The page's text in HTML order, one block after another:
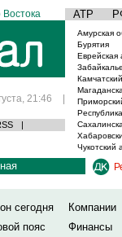
Востока АТР
21:46 |
|
Амурская
Бурятия
Еврейская
Чукотский
сегодня
Компании
пояс
Финансы